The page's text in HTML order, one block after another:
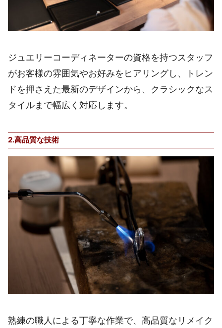
ジュエリーコーディネーターの資格を持つスタッフ
がお客様の雰囲気やお好みをヒアリングし、トレン
ドを押さえた最新のデザインから、クラシックなス
タイルまで幅広く対応します。
2.高品質な技術
熟練の職人による丁寧な作業で、高品質なリメイク